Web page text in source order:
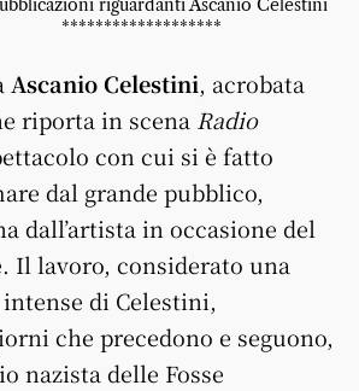
*******************
Ascanio Celestini, acrobata
riporta in scena Radio
con cui si è fatto
dal grande pubblico,
dall’artista in occasione del
Il lavoro, considerato una
di Celestini,
che precedono e seguono,
nazista delle Fosse